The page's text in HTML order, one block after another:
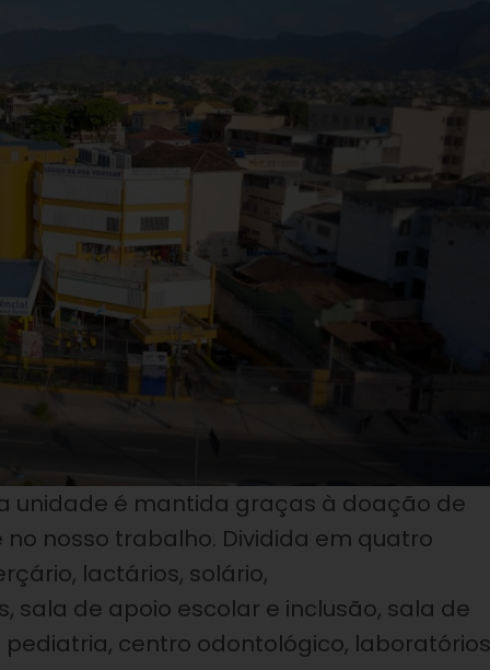
unidade é mantida graças à doação de
nosso trabalho. Dividida em quatro
lactários, solário,
sala de apoio escolar e inclusão, sala de
centro odontológico, laboratórios